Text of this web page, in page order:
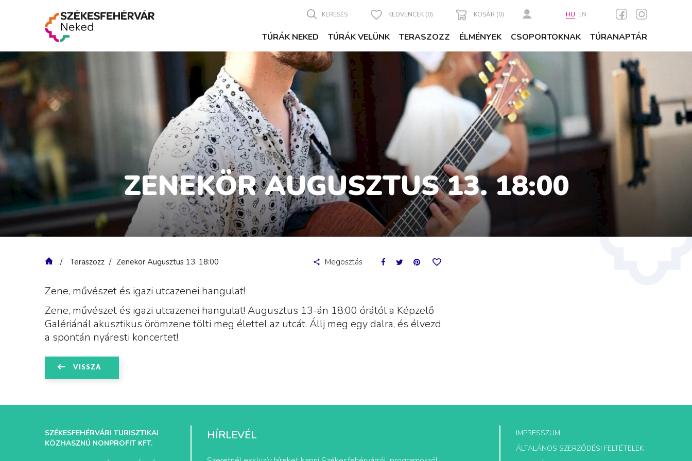
TÚRÁK NEKED TÚRÁK VELÜNK TERASZOZZ ÉLMÉNYEK CSOPORTOKNAK TÚRANAPTÁR
KERESÉS KEDVENCEK (0) KOSÁR (0) HU EN
ZENEKÖR AUGUSZTUS 13. 18:00
Teraszozz Zenekör Augusztus 13. 18:00 Megosztás
Zene, művészet és igazi utcazenei hangulat!
Zene, művészet és igazi utcazenei hangulat! Augusztus 13-án 18:00 órától a Képzelő
Galériánál akusztikus örömzene tölti meg élettel az utcát. Állj meg egy dalra, és élvezd
a spontán nyáresti koncertet!
VISSZA
SZÉKESFEHÉRVÁRI TURISZTIKAI
KÖZHASZNÚ NONPROFIT KFT.
HÍRLEVÉL
IMPRESSZUM
ÁLTALÁNOS SZERZŐDÉSI FELTÉTELEK